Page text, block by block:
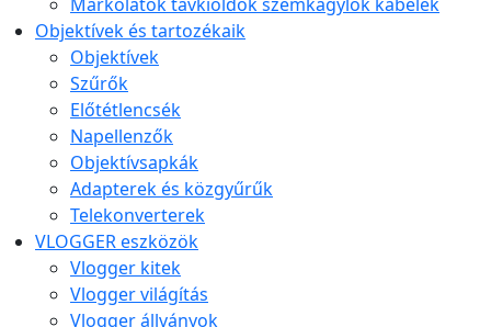
Objektívek és tartozékaik
Objektívek
Szűrők
Előtétlencsék
Napellenzők
Objektívsapkák
Adapterek és közgyűrűk
Telekonverterek
VLOGGER eszközök
Vlogger kitek
Vlogger világítás
Vlogger állványok